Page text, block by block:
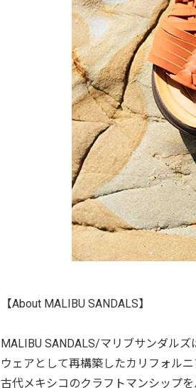
【About MALIBU SANDALS】
MALIBU SANDALS/マリブサンダル
ウェアとして再構築したカリフォルニ
古代メキシコのクラフトマンシップ